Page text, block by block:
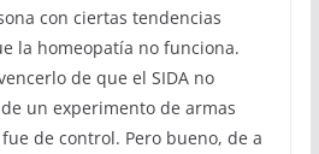
con ciertas tendencias
la homeopatía no funciona.
de que el SIDA no
un experimento de armas
de control. Pero bueno, de a